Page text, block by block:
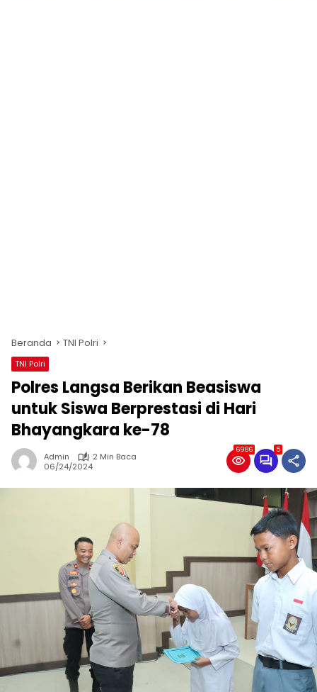
Beranda TNI Polri
TNI Polri
Polres Langsa Berikan Beasiswa
untuk Siswa Berprestasi di Hari
Bhayangkara ke-78
Admin
2 Min Baca
06/24/2024
6986 5